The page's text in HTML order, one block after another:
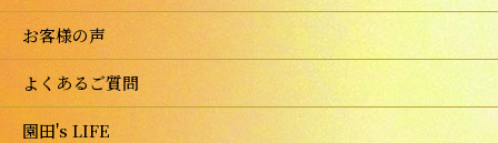
お客様の声
よくあるご質問
園田's LIFE